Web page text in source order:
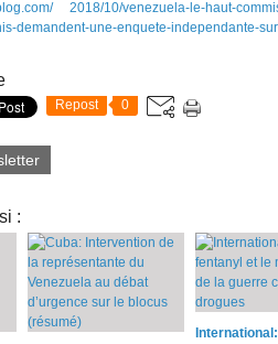
2018/10/venezuela-le-haut-
demandent-une-enquete-independante-
Repost 0
: